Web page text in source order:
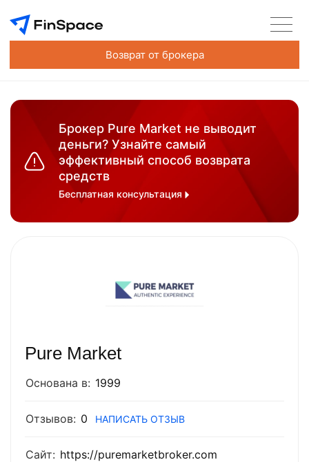
Возврат от брокера
Брокер Pure Market не выводит
деньги? Узнайте самый
эффективный способ возврата
средств
Бесплатная консультация
Pure Market
Основана в: 1999
Отзывов: 0 НАПИСАТЬ ОТЗЫВ
Сайт: https://puremarketbroker.com